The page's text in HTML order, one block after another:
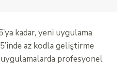
kadar, yeni uygulama
az kodla geliştirme
profesyonel